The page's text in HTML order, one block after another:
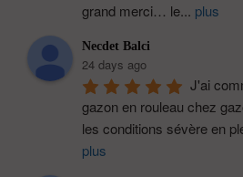
grand merci… le... plus
Necdet Balci
24 days ago
J'ai
gazon en rouleau chez
les conditions sévère en
plus